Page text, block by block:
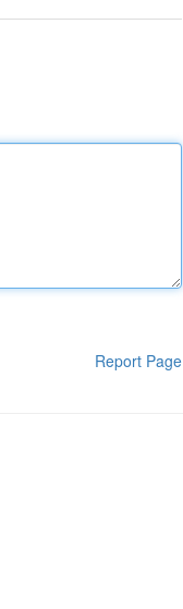
Report Page